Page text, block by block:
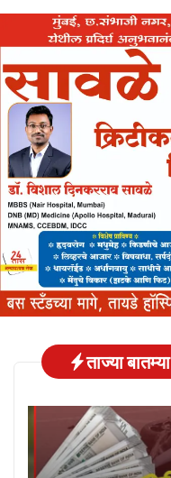
ताज्या बातम्या